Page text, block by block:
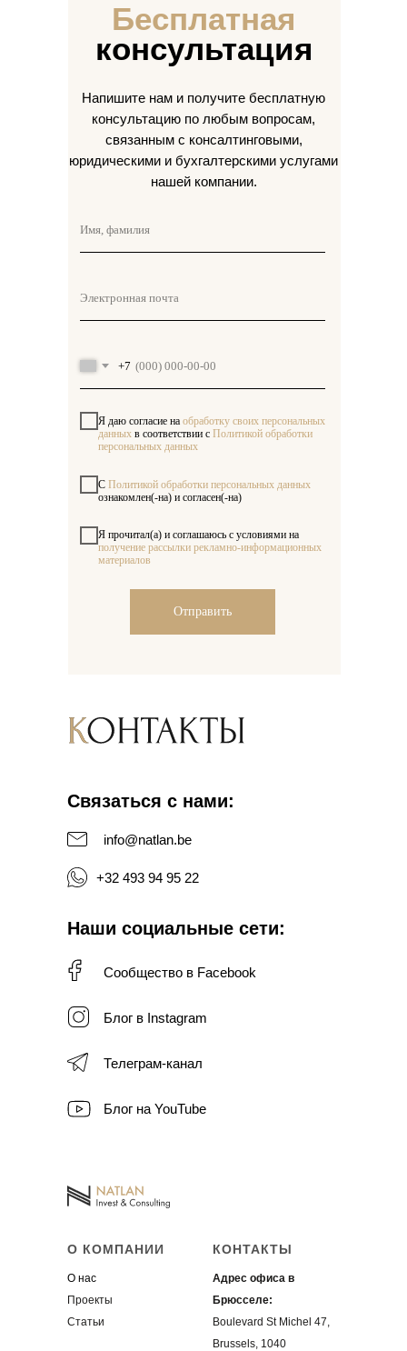
Бесплатная
консультация
Напишите нам и получите бесплатную
консультацию по любым вопросам,
связанным с консалтинговыми,
юридическими и бухгалтерскими услугами
нашей компании.
+7
Я даю согласие на обработку своих персональных
данных в соответствии с Политикой обработки
персональных данных
С Политикой обработки персональных данных
ознакомлен(-на) и согласен(-на)
Я прочитал(а) и соглашаюсь с условиями на
получение рассылки рекламно-информационных
материалов
Отправить
info@natlan.be
Блог на YouTube
Связаться с нами:
Наши социальные сети:
Блог в Instagram
Телеграм-канал
Сообщество в Facebook
+32 493 94 95 22
О КОМПАНИИ
О нас
Проекты
Статьи
КОНТАКТЫ
Адрес офиса в
Брюсселе:
Boulevard St Michel 47,
Brussels, 1040